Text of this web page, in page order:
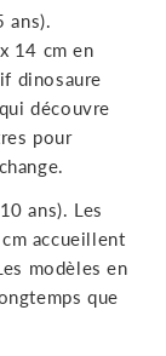
14 cm en
dinosaure
découvre
pour
ans). Les
accueillent
modèles en
que